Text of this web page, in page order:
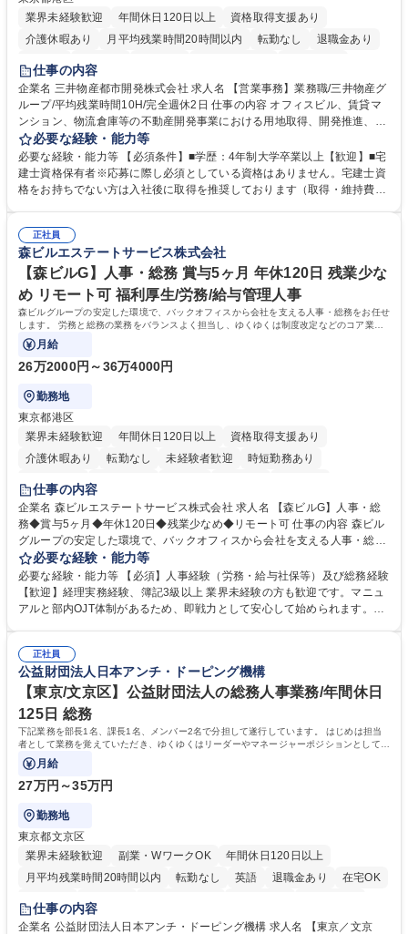
業界未経験歓迎
年間休日120日以上
資格取得支援あり
介護休暇あり
月平均残業時間20時間以内 転勤なし
退職金あり
在宅OK
賞与あり
駅近5分以内
土日祝休み 寮・社宅あり
仕事の内容
企業名 三井物産都市開発株式会社 求人名 【営業事務】業務職/三井物産グ
ループ/平均残業時間10H/完全週休2日 仕事の内容 オフィスビル、賃貸マ
ンション、物流倉庫等の不動産開発事業における用地取得、開発推進、賃
貸運営、売却、仲介・活用提案等を行う営業部門において事務業務を担当
いただきます。 【詳細】・契約書管理、契約書製本、捺印対応、ファイリ
ング、登記簿取得、調書取得・支払業務（各種費用支払、支払管理、請
求・支払データ登録、取引先マスター申請対応）・予算作成及び予実管
の他に担当頂く業務が発生する場合があります。 募集職種 【営業事務】
業務職/三井物産グループ/平均残業時間10H/完全週休2日
必要な経験・能力等
必要な経験・能力等 【必須条件】■学歴：4年制大学卒業以上【歓迎】■宅
建士資格保有者※応募に際し必須としている資格はありません。宅建士資
格をお持ちでない方は入社後に取得を推奨しております（取得・維持費用
ション力がある方。 ・チャレンジを厭わず、粘り強く業務に取り組める
方。多様な関係者と謙虚に信頼関係を構築でき、期限を意識したスケジュ
ール管理が出来る方。※将来的に他部署（営業部門、コーポレート部門）
へのジョブローテーションの可能性があります。 学歴・資格 学歴：大学
院 大学 語学力： 資格：宅地建物取引士
正社員
森ビルエステートサービス株式会社
【森ビルG】人事・総務 賞与5ヶ月 年休120日 残業少な
め リモート可 福利厚生/労務/給与管理人事
森ビルグループの安定した環境で、バックオフィスから会社を支える人事・総務をお任せ
します。 労務と総務の業務をバランスよく担当し、ゆくゆくは制度改定などのコア業務
にも挑戦できる、やりがいある環境です。
月給
26万2000円～36万4000円
勤務地
東京都港区
業界未経験歓迎
年間休日120日以上
資格取得支援あり
介護休暇あり
転勤なし 未経験者歓迎
時短勤務あり
経験者歓迎
完全週休2日制
交通費支給 長期歓迎 駅近5分以内 土日祝休み
仕事の内容
企業名 森ビルエステートサービス株式会社 求人名 【森ビルG】人事・総
務◆賞与5ヶ月◆年休120日◆残業少なめ◆リモート可 仕事の内容 森ビル
グループの安定した環境で、バックオフィスから会社を支える人事・総務
をお任せします。 労務と総務の業務をバランスよく担当し、ゆくゆくは制
度改定などのコア業務にも挑戦できる、やりがいある環境です。 ■勤怠管
理、給与計算、社会保険手続き、年末調整等の労務管理全般 ■入退社手続
き、社内規定の改定や人事制度改定などのコア業務 ■社内イベントの企画
でも質問・相談できる環境が整っているため、安心して成長できます。 募
集職種 【森ビルG】人事・総務◆賞与5ヶ月◆年休120日◆残業少なめ◆
リモート可
必要な経験・能力等
必要な経験・能力等 【必須】人事経験（労務・給与社保等）及び総務経験
【歓迎】経理実務経験、簿記3級以上 業界未経験の方も歓迎です。マニュ
アルと部内OJT体制があるため、即戦力として安心して始められます。
務に挑戦できるため、自身の成長と組織への貢献度をダイレクトに実感で
きます。 残業少なめ、週1日リモート可など、ワークライフバランスを保
ち長期活躍できる環境です。 「これまでの幅広い経験を活かし、長期的な
キャリアを築きたい」という前向きな意欲と挑戦を全力で応援します。 学
歴・資格 学歴：大学院 大学 高専 短大 専修学校 高校 語学力： 資格：日商
簿記検定1級 日商簿記検定2級 日商簿記検定3級
正社員
公益財団法人日本アンチ・ドーピング機構
【東京/文京区】公益財団法人の総務人事業務/年間休日
125日 総務
下記業務を部長1名、課長1名、メンバー2名で分担して遂行しています。 はじめは担当
者として業務を覚えていただき、ゆくゆくはリーダーやマネージャーポジションとして活
躍いただくことを期待しています。
月給
27万円～35万円
勤務地
東京都文京区
業界未経験歓迎
副業・WワークOK
年間休日120日以上
月平均残業時間20時間以内
転勤なし 英語 退職金あり
在宅OK
賞与あり
育休あり
食事補助あり
仕事の内容
企業名 公益財団法人日本アンチ・ドーピング機構 求人名 【東京／文京